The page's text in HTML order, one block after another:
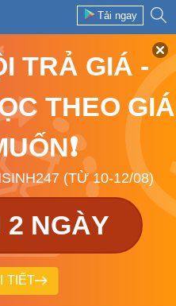
Tải ngay
TRẢ GIÁ -
THEO GIÁ
(TỪ 10-12/08)
2 NGÀY
TIẾT